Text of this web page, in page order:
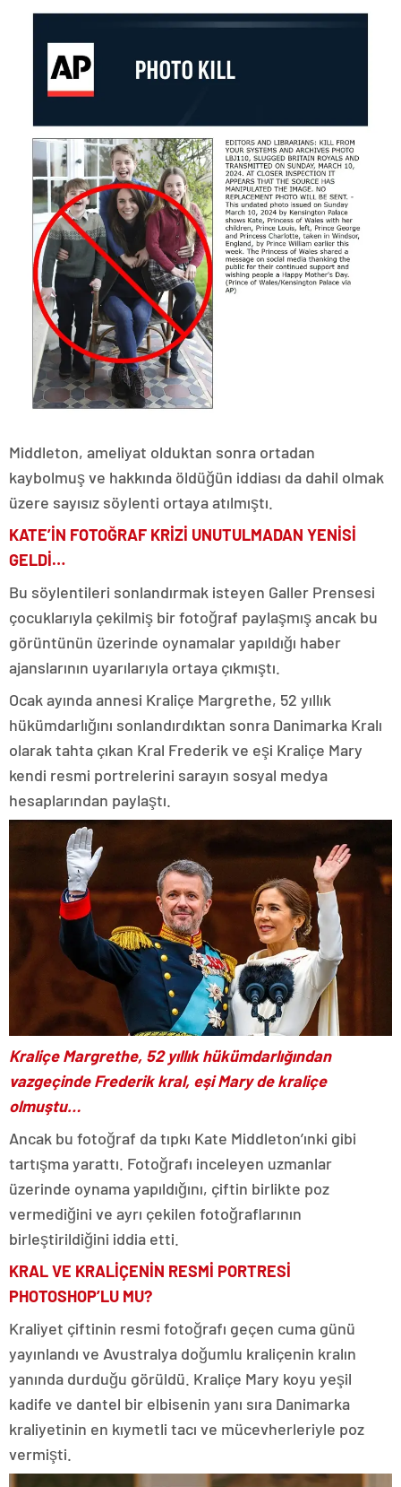
Middleton, ameliyat olduktan sonra ortadan
kaybolmuş ve hakkında öldüğün iddiası da dahil olmak
üzere sayısız söylenti ortaya atılmıştı.
KATE’İN FOTOĞRAF KRİZİ UNUTULMADAN YENİSİ
GELDİ…
Bu söylentileri sonlandırmak isteyen Galler Prensesi
çocuklarıyla çekilmiş bir fotoğraf paylaşmış ancak bu
görüntünün üzerinde oynamalar yapıldığı haber
ajanslarının uyarılarıyla ortaya çıkmıştı.
Ocak ayında annesi Kraliçe Margrethe, 52 yıllık
hükümdarlığını sonlandırdıktan sonra Danimarka Kralı
olarak tahta çıkan Kral Frederik ve eşi Kraliçe Mary
kendi resmi portrelerini sarayın sosyal medya
hesaplarından paylaştı.
Kraliçe Margrethe, 52 yıllık hükümdarlığından
vazgeçinde Frederik kral, eşi Mary de kraliçe
olmuştu…
Ancak bu fotoğraf da tıpkı Kate Middleton’ınki gibi
tartışma yarattı. Fotoğrafı inceleyen uzmanlar
üzerinde oynama yapıldığını, çiftin birlikte poz
vermediğini ve ayrı çekilen fotoğraflarının
birleştirildiğini iddia etti.
KRAL VE KRALİÇENİN RESMİ PORTRESİ
PHOTOSHOP’LU MU?
Kraliyet çiftinin resmi fotoğrafı geçen cuma günü
yayınlandı ve Avustralya doğumlu kraliçenin kralın
yanında durduğu görüldü. Kraliçe Mary koyu yeşil
kadife ve dantel bir elbisenin yanı sıra Danimarka
kraliyetinin en kıymetli tacı ve mücevherleriyle poz
vermişti.